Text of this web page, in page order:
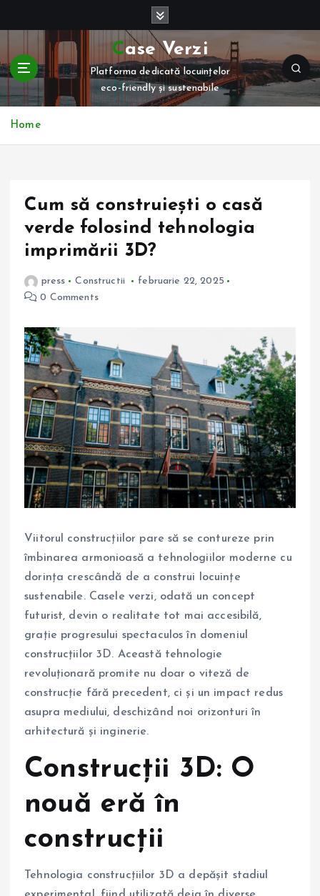
t
c
Case Verzi
Platforma dedicată locuințelor
eco-friendly și sustenabile
Home
Cum să construiești o casă
verde folosind tehnologia
imprimării 3D?
press Constructii
februarie 22, 2025
0 Comments
Viitorul construcțiilor pare să se contureze prin
îmbinarea armonioasă a tehnologiilor moderne cu
dorința crescândă de a construi locuințe
sustenabile. Casele verzi, odată un concept
futurist, devin o realitate tot mai accesibilă,
grație progresului spectaculos în domeniul
construcțiilor 3D. Această tehnologie
revoluționară promite nu doar o viteză de
construcție fără precedent, ci și un impact redus
asupra mediului, deschizând noi orizonturi în
arhitectură și inginerie.
Construcții 3D: O
nouă eră în
construcții
Tehnologia construcțiilor 3D a depășit stadiul